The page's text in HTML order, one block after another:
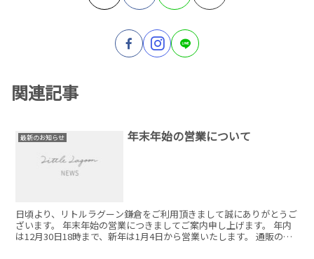
関連記事
最新のお知らせ 年末年始の営業について
日頃より、リトルラグーン鎌倉をご利用頂きまして誠にありがとうご
ざいます。 年末年始の営業につきましてご案内申し上げます。 年内
は12月30日18時まで、新年は1月4日から営業いたします。 通販のお